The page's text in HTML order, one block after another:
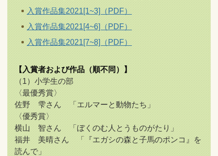
入賞作品集2021[1~3]（PDF）
入賞作品集2021[4~6]（PDF）
入賞作品集2021[7~8]（PDF）
【入賞者および作品（順不同）】
（1）小学生の部
〈最優秀賞〉
佐野 雫さん 「エルマーと動物たち」
〈優秀賞〉
横山 智さん 「ぼくのむ人とうものがたり」
福井 美晴さん 「『エガシの森と子馬のポンコ』を
読んで」